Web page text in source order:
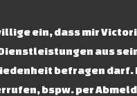
ein, dass mir
aus
befragen darf.
bspw. per